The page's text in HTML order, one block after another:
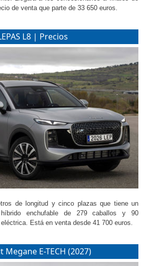
Llegará a los concesionarios a finales de
L8 | Precios
de longitud y cinco plazas que tiene un
enchufable de 279 caballos y 90
Megane E-TECH (2027)